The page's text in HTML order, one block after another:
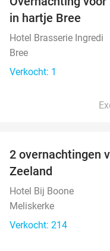
TODAY
in hartje Bree
Hotel Brasserie Ingredi
Bree
Verkocht: 1
2 overnachtingen
Zeeland
Hotel Bij Boone
Meliskerke
Verkocht: 214